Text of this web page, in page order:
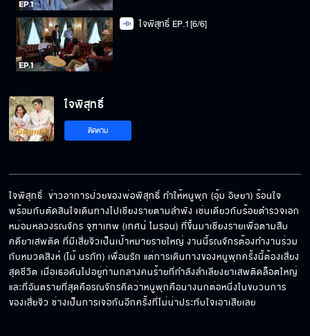
ใจพิสุทธิ์ EP.1[6/6]
ใจพิสุทธิ์
ติดตาม
ใจพิสุทธิ์  ข่าวอาการป่วยของพ่อพิสุทธิ์ ทำให้หนูพุก (อุ้ม อิษยา) ร้อนใจ
พร้อมกับตัดสินใจเดินทางไปเชียงรายตามลำพัง เช่นเดียวกับร้อยตำรวจเอก
หม่อมหลวงรณจักร จุฑาเทพ (เทศน์ ไมรอน) ที่ขึ้นมาเชียงรายเพื่อตามสืบ
คดียาเสพติด ที่มีเสี่ยจิวเป็นเป้าหมายรายใหญ่ งานนี้รณจักรต้องทำงานร่วม
กับหมวดสิงห์ (ไม้ นรภัท) เพื่อนรัก แต่การเดินทางของหนูพุกครั้งนี้ต้องเสี่ยง
สุดชีวิต เมื่อเธอดันไปอยู่ท่ามกลางคนร้ายที่กำลังลำเลียงยาเสพติดล็อตใหญ่
และที่อันตรายที่สุดคือรณจักรคิดว่าหนูพุกคือนางนกต่อหนึ่งในขบวนการ
ของเสี่ยจิว ช่างเป็นการเจอกันอีกครั้งที่ไม่น่าประทับใจเอาเสียเลย